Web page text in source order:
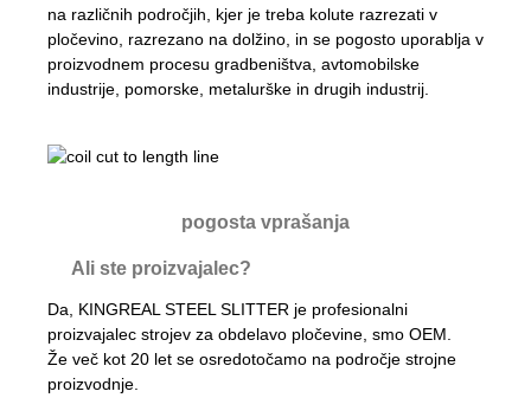
na različnih področjih, kjer je treba kolute razrezati v
pločevino, razrezano na dolžino, in se pogosto uporablja v
proizvodnem procesu gradbeništva, avtomobilske
industrije, pomorske, metalurške in drugih industrij.
pogosta vprašanja
Ali ste proizvajalec?
Da, KINGREAL STEEL SLITTER je profesionalni
proizvajalec strojev za obdelavo pločevine, smo OEM.
Že več kot 20 let se osredotočamo na področje strojne
proizvodnje.